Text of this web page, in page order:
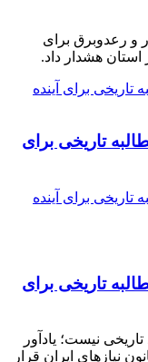
و رعدوبرق برای
استان هشدار داد.
تاریخی برای
تاریخی برای
نیست؛ یادآور
نیازهای ایران قرار